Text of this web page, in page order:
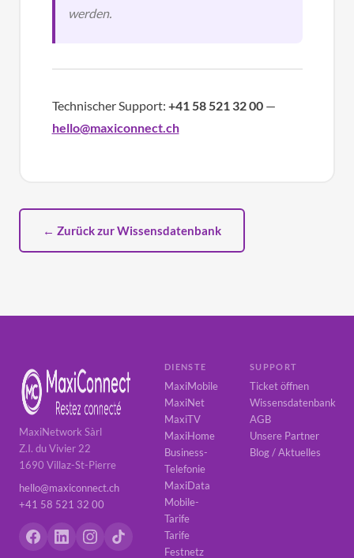
werden.
Technischer Support: +41 58 521 32 00—
hello@maxiconnect.ch
← Zurück zur Wissensdatenbank
MaxiNetwork Sàrl
Z.I. du Vivier 22
1690 Villaz-St-Pierre
hello@maxiconnect.ch
+41 58 521 32 00
DIENSTE
MaxiMobile
MaxiNet
MaxiTV
MaxiHome
Business-
Telefonie
MaxiData
Mobile-
Tarife
Tarife
Festnetz
SUPPORT
Ticket öffnen
Wissensdatenbank
AGB
Unsere Partner
Blog / Aktuelles